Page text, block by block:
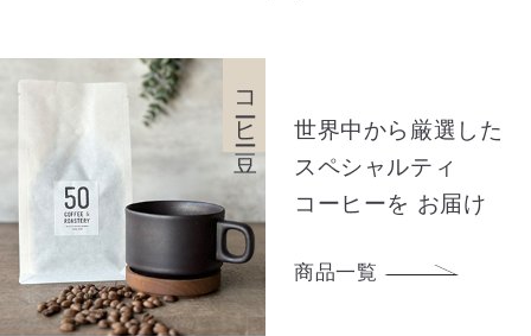
コーヒー豆
世界中から厳選した
スペシャルティ
コーヒーを お届け
商品一覧